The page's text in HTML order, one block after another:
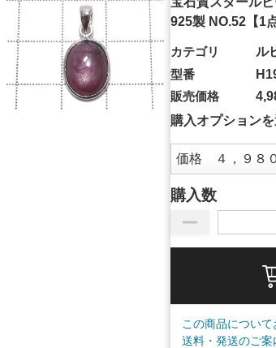
925製 NO.52【1
カテゴリ
ル
型番
販売価格
購入オプション
購入数
この商品につい
送料・発送のご案